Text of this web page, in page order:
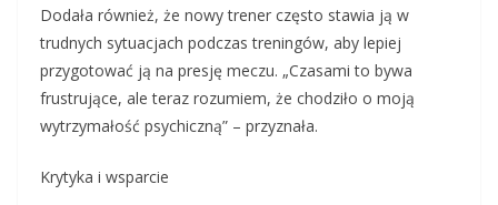
Dodała również, że nowy trener często stawia ją w
trudnych sytuacjach podczas treningów, aby lepiej
przygotować ją na presję meczu. „Czasami to bywa
frustrujące, ale teraz rozumiem, że chodziło o moją
wytrzymałość psychiczną” – przyznała.
Krytyka i wsparcie